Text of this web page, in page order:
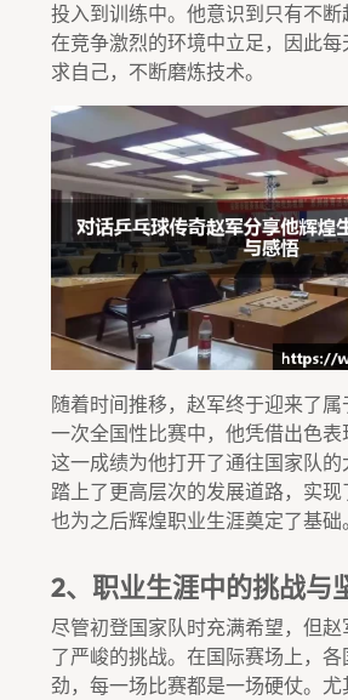
投入到训练中。他意识到只有不
在竞争激烈的环境中立足，因此
求自己，不断磨炼技术。
随着时间推移，赵军终于迎来了
一次全国性比赛中，他凭借出色表
这一成绩为他打开了通往国家队
踏上了更高层次的发展道路，实现
也为之后辉煌职业生涯奠定了基础。
2、职业生涯中的挑战与
尽管初登国家队时充满希望，但赵
了严峻的挑战。在国际赛场上，各
劲，每一场比赛都是一场硬仗。